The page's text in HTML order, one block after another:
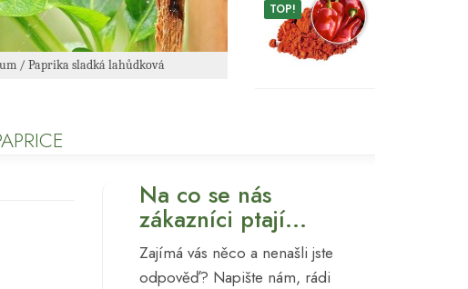
/ Paprika sladká lahůdková
TOP!
Na co se nás
zákazníci ptají...
Zajímá vás něco a nenašli jste
odpověď? Napište nám, rádi